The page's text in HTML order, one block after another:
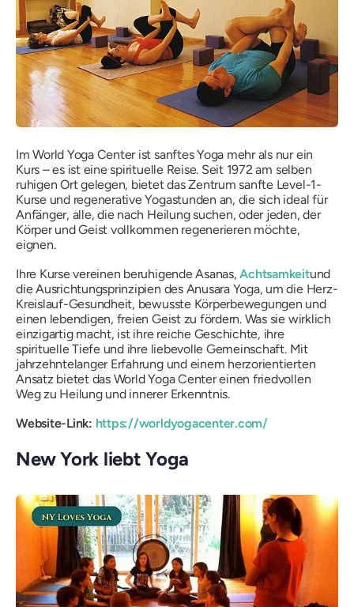
Im World Yoga Center ist sanftes Yoga mehr als nur ein
Kurs – es ist eine spirituelle Reise. Seit 1972 am selben
ruhigen Ort gelegen, bietet das Zentrum sanfte Level-1-
Kurse und regenerative Yogastunden an, die sich ideal für
Anfänger, alle, die nach Heilung suchen, oder jeden, der
Körper und Geist vollkommen regenerieren möchte,
eignen.
Ihre Kurse vereinen beruhigende Asanas,Achtsamkeitund
die Ausrichtungsprinzipien des Anusara Yoga, um die Herz-
Kreislauf-Gesundheit, bewusste Körperbewegungen und
einen lebendigen, freien Geist zu fördern. Was sie wirklich
einzigartig macht, ist ihre reiche Geschichte, ihre
spirituelle Tiefe und ihre liebevolle Gemeinschaft. Mit
jahrzehntelanger Erfahrung und einem herzorientierten
Ansatz bietet das World Yoga Center einen friedvollen
Weg zu Heilung und innerer Erkenntnis.
Website-Link: https://worldyogacenter.com/
New York liebt Yoga